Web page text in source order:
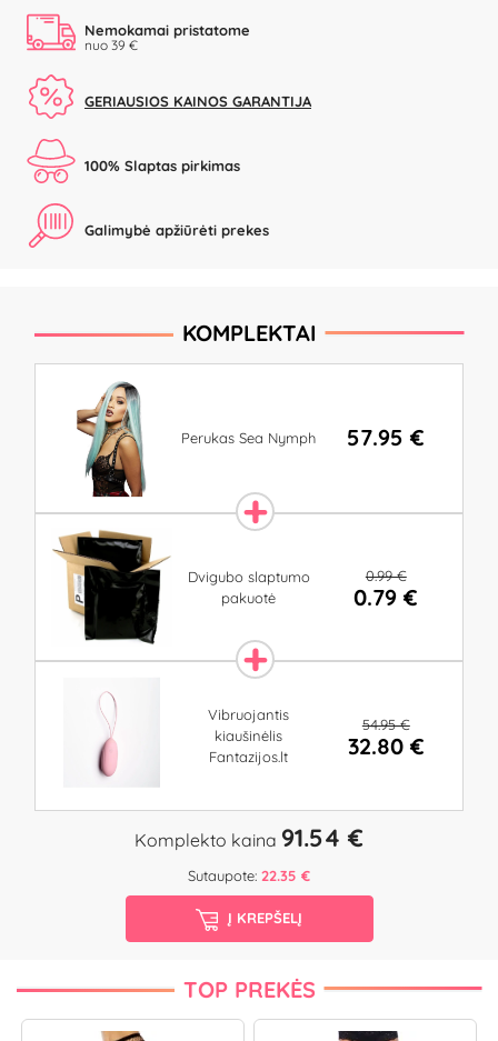
Nemokamai pristatome
nuo 39 €
GERIAUSIOS KAINOS GARANTIJA
100% Slaptas pirkimas
Galimybė apžiūrėti prekes
KOMPLEKTAI
Perukas Sea Nymph 57.95 €
Dvigubo slaptumo
pakuotė
0.99 €
0.79 €
Vibruojantis
kiaušinėlis
Fantazijos.lt
54.95 €
32.80 €
Komplekto kaina 91.54 €
Sutaupote: 22.35 €
Į KREPŠELĮ
TOP PREKĖS